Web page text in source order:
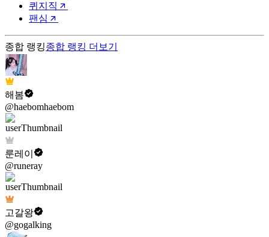
퀴지직
팬심
종합 랭킹종합 랭킹 더보기
해봄
@haebomhaebom
룬레이
@runeray
고갈왕
@gogalking